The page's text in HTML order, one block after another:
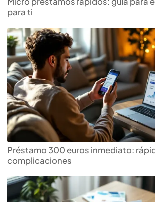
para ti
Préstamo 300 euros inmediato:
complicaciones